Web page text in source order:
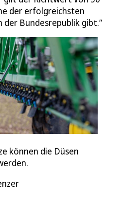
der erfolgreichsten
Bundesrepublik gibt.“
können die Düsen